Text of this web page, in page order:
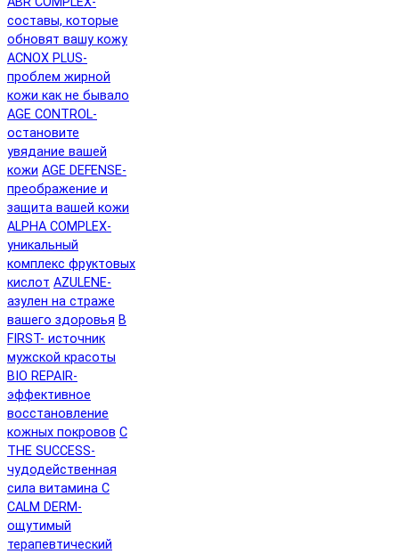
составы, которые
обновят вашу кожу
ACNOX PLUS-
проблем жирной
кожи как не бывало
AGE CONTROL-
остановите
увядание вашей
кожи AGE DEFENSE-
преображение и
защита вашей кожи
ALPHA COMPLEX-
уникальный
комплекс фруктовых
кислот AZULENE-
азулен на страже
вашего здоровья B
FIRST- источник
мужской красоты
BIO REPAIR-
эффективное
восстановление
кожных покровов C
THE SUCCESS-
чудодейственная
сила витамина C
CALM DERM-
ощутимый
терапевтический